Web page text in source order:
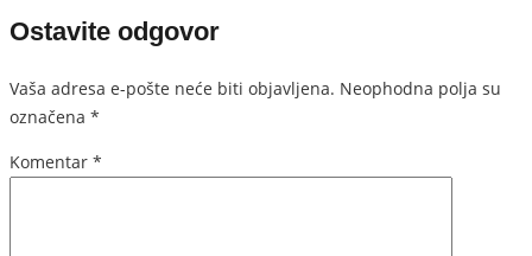
Ostavite odgovor
Vaša adresa e-pošte neće biti objavljena. Neophodna polja su
označena *
Komentar *